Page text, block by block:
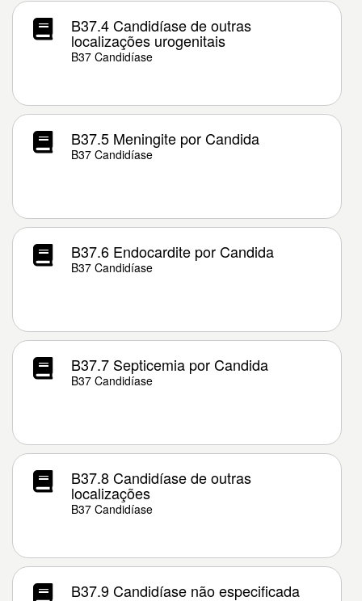
B37.4 Candidíase de outras
localizações urogenitais
B37 Candidíase
B37.5 Meningite por Candida
B37 Candidíase
B37.6 Endocardite por Candida
B37 Candidíase
B37.7 Septicemia por Candida
B37 Candidíase
B37.8 Candidíase de outras
localizações
B37 Candidíase
B37.9 Candidíase não especificada